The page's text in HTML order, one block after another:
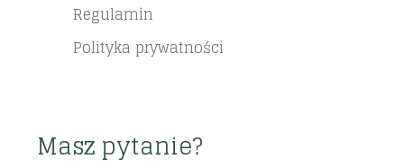
Regulamin
Polityka prywatności
Masz pytanie?